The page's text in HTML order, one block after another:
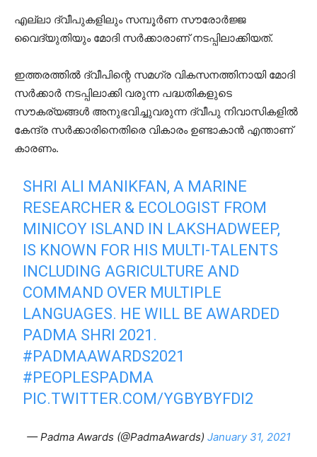
എല്ലാ ദ്വീപുകളിലും സമ്പൂര്‍ണ സൗരോര്‍ജ്ജ
വൈദ്യുതിയും മോദി സര്‍ക്കാരാണ് നടപ്പിലാക്കിയത്.
ഇത്തരത്തില്‍ ദ്വീപിന്റെ സമഗ്ര വികസനത്തിനായി മോദി
സര്‍ക്കാര്‍ നടപ്പിലാക്കി വരുന്ന പദ്ധതികളുടെ
സൗകര്യങ്ങള്‍ അനുഭവിച്ചുവരുന്ന ദ്വീപു നിവാസികളില്‍
കേന്ദ്ര സര്‍ക്കാരിനെതിരെ വികാരം ഉണ്ടാകാന്‍ എന്താണ്
കാരണം.
SHRI ALI MANIKFAN, A MARINE
RESEARCHER & ECOLOGIST FROM
MINICOY ISLAND IN LAKSHADWEEP,
IS KNOWN FOR HIS MULTI-TALENTS
INCLUDING AGRICULTURE AND
COMMAND OVER MULTIPLE
LANGUAGES. HE WILL BE AWARDED
PADMA SHRI 2021.
#PADMAAWARDS2021
#PEOPLESPADMA
PIC.TWITTER.COM/YGBYBYFDI2
— Padma Awards (@PadmaAwards) January 31, 2021